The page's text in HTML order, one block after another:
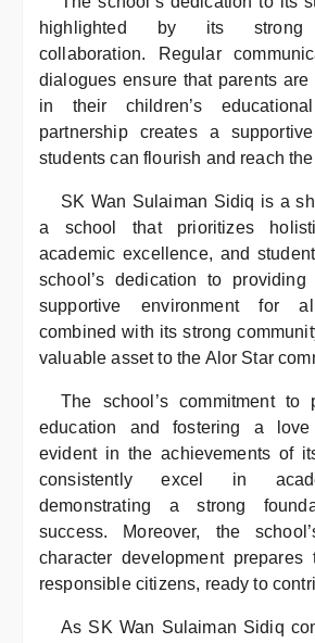
highlighted by its strong
collaboration. Regular
dialogues ensure that parents are
in their children’s
partnership creates a
students can flourish and reach
SK Wan Sulaiman Sidiq is a
a school that prioritizes
academic excellence, and
school’s dedication to
supportive environment for
combined with its strong
valuable asset to the Alor Star
The school’s commitment to
education and fostering a
evident in the achievements of
consistently excel in
demonstrating a strong
success. Moreover, the
character development prepares
responsible citizens, ready to
As SK Wan Sulaiman Sidiq